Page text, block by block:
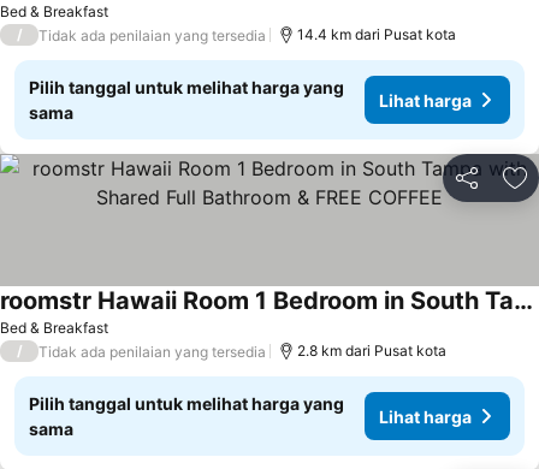
Bed & Breakfast
/ Tidak ada penilaian yang tersedia 14.4 km dari Pusat kota
Pilih tanggal untuk melihat harga yang
sama
Lihat harga
Bagikan
Bed & Breakfast
roomstr Hawaii Room 1 Bedroom in South Tampa with Shared Full Bathroom & FREE COFFEE
/ Tidak ada penilaian yang tersedia 2.8 km dari Pusat kota
Pilih tanggal untuk melihat harga yang
sama
Lihat harga